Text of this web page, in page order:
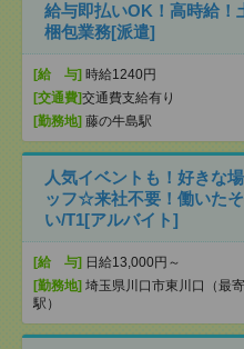
給与即払いOK！高時給！
梱包業務[派遣]
[給 与] 時給1240円
[交通費]交通費支給有り
[勤務地] 藤の牛島駅
人気イベントも！好きな
ッフ☆来社不要！働いた
い/T1[アルバイト]
[給 与] 日給13,000円～
[勤務地] 埼玉県川口市東川口（最
駅）